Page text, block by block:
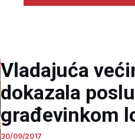
Vladajuća
dokazala
građevinkom
30/09/2017